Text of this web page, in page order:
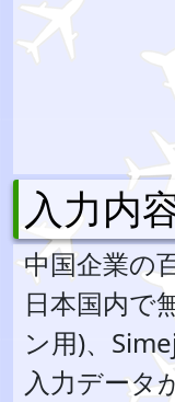
入力内
中国企業の
日本国内で
ン用)、
入力データ